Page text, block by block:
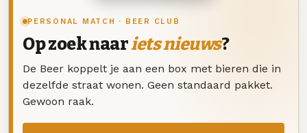
PERSONAL MATCH · BEER CLUB
Op zoek naariets nieuws?
De Beer koppelt je aan een box met bieren die in
dezelfde straat wonen. Geen standaard pakket.
Gewoon raak.